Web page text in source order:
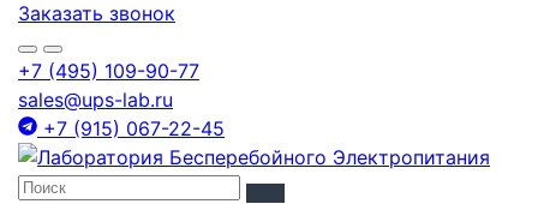
Заказать звонок
+7 (495) 109-90-77
sales@ups-lab.ru
+7 (915) 067-22-45